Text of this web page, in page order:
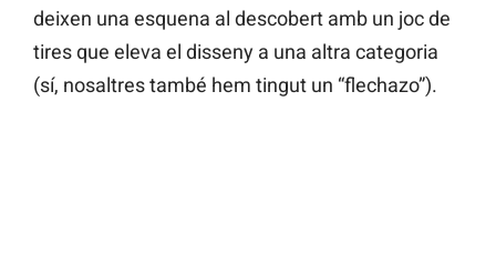
deixen una esquena al descobert amb un joc de
tires que eleva el disseny a una altra categoria
(sí, nosaltres també hem tingut un “flechazo”).